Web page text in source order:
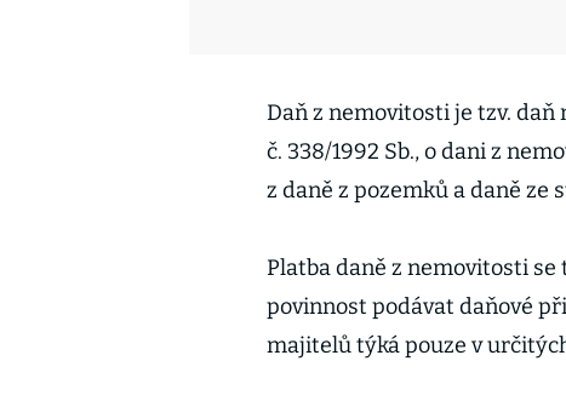
Daň z nemovitosti je tzv.
č. 338/1992 Sb., o dani z
z daně z pozemků a daně ze
Platba daně z nemovitosti
povinnost podávat daňové
majitelů týká pouze v